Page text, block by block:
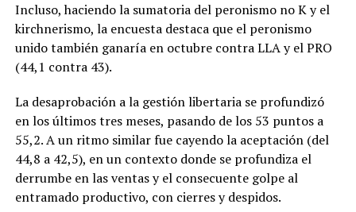
Incluso, haciendo la sumatoria del peronismo no K y el
kirchnerismo, la encuesta destaca que el peronismo
unido también ganaría en octubre contra LLA y el PRO
(44,1 contra 43).
La desaprobación a la gestión libertaria se profundizó
en los últimos tres meses, pasando de los 53 puntos a
55,2. A un ritmo similar fue cayendo la aceptación (del
44,8 a 42,5), en un contexto donde se profundiza el
derrumbe en las ventas y el consecuente golpe al
entramado productivo, con cierres y despidos.